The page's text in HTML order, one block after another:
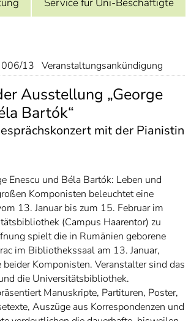
7]
Informationen zur
13 Veranstaltungsankündigung
Ausstellung „George
Bartók“
mit der Pianistin
Enescu und Béla Bartók: Leben und
Komponisten beleuchtet eine
13. Januar bis zum 15. Februar im
(Campus Haarentor) zu
spielt die in Rumänien geborene
im Bibliothekssaal am 13. Januar,
Komponisten. Veranstalter sind das
die Universitätsbibliothek.
Manuskripte, Partituren, Poster,
Auszüge aus Korrespondenzen und